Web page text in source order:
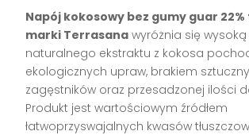
Napój kokosowy bez gumy guar 22%
marki Terrasana wyróżnia się
naturalnego ekstraktu z kokosa
ekologicznych upraw, brakiem
zagęstników oraz przesadzonej ilości
Produkt jest wartościowym źródłem
łatwoprzyswajalnych kwasów